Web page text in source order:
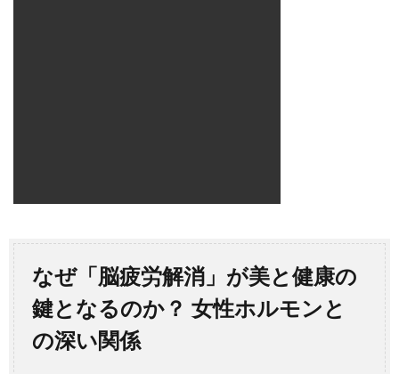
なぜ「脳疲労解消」が美と健康の
鍵となるのか？ 女性ホルモンと
の深い関係